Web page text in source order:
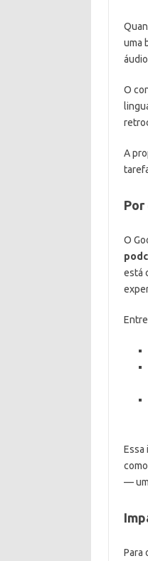
uma
O
A
Por
O
está
Essa
— um
Para